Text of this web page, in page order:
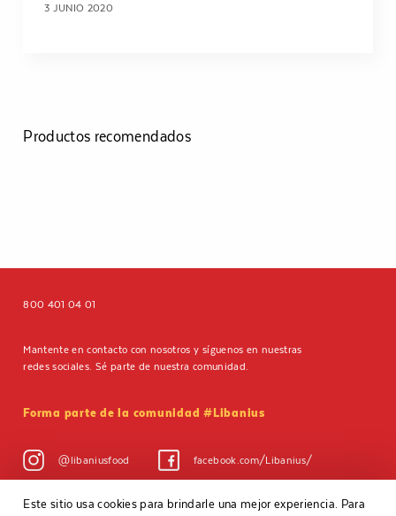
Este sitio usa cookies para brindarle una mejor experiencia. Para
3 JUNIO 2020
Productos recomendados
800 401 04 01
Mantente en contacto con nosotros y síguenos en nuestras
redes sociales. Sé parte de nuestra comunidad.
Forma parte de la comunidad #Libanius
@libaniusfood facebook.com/Libanius/